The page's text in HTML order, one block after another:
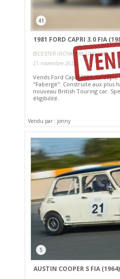
41
1981 FORD CAPRI 3.0 FIA
BICESTER (ROYAUME-UNI (UK))
21 novembre 2022
Vends Ford Capri 1981. La
"Fabergé". Construite aux plus
nouveau British Touring car.
éligibilité.
Vendu par : jonny
5
AUSTIN COOPER S FIA (1964)